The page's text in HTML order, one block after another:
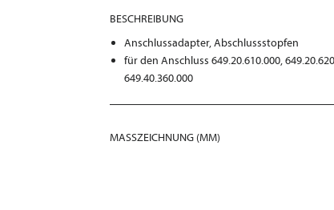
BESCHREIBUNG
Anschlussadapter, Abschlussstopfen
für den Anschluss 649.20.610.000,
649.40.360.000
MASSZEICHNUNG (MM)